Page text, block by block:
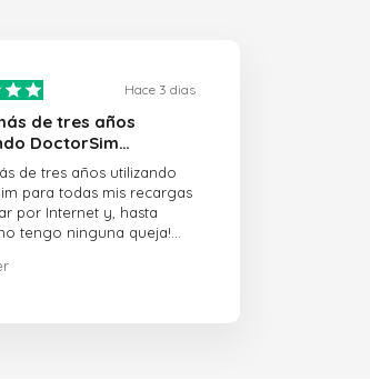
Hace 3 dias
de tres años
DoctorSim…
de tres años utilizando
para todas mis recargas
por Internet y, hasta
tengo ninguna queja!